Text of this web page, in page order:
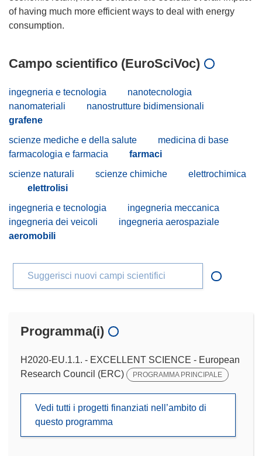
of having much more efficient ways to deal with energy
Campo scientifico (EuroSciVoc)
ingegneria e tecnologia
nanotecnologia
nanomateriali
nanostrutture bidimensionali
grafene
scienze mediche e della salute
medicina di base
farmacologia e farmacia
farmaci
scienze naturali
scienze chimiche
elettrochimica
elettrolisi
ingegneria e tecnologia
ingegneria meccanica
ingegneria dei veicoli
ingegneria aerospaziale
aeromobili
Suggerisci nuovi campi scientifici
Programma(i)
H2020-EU.1.1. - EXCELLENT SCIENCE - European
Research Council (ERC)
PROGRAMMA PRINCIPALE
Vedi tutti i progetti finanziati nell’ambito di
questo programma